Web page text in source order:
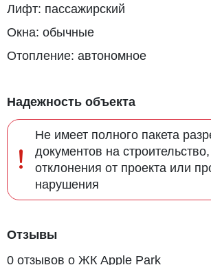
Лифт: пассажирский
Окна: обычные
Отопление: автономное
Надежность объекта
Не имеет полного пакета
документов на
отклонения от проекта или
нарушения
Отзывы
0 отзывов о ЖК Apple Park